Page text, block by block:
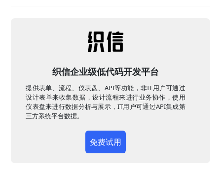
织信企业级低代码开发平台
提供表单、流程、仪表盘、API等功能，非IT用户可通过
设计表单来收集数据，设计流程来进行业务协作，使用
仪表盘来进行数据分析与展示，IT用户可通过API集成第
三方系统平台数据。
免费试用